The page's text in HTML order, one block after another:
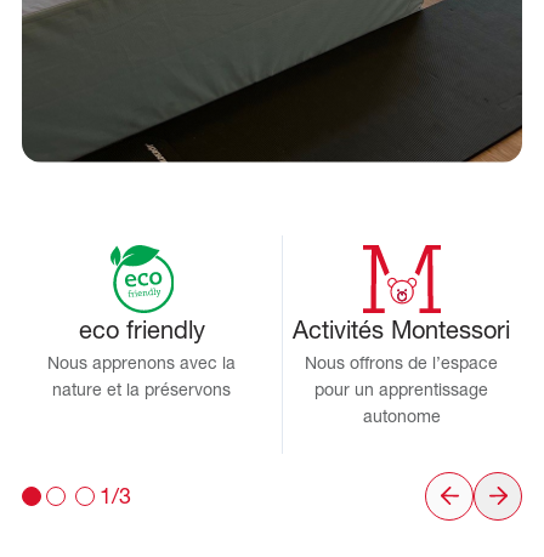
eco friendly
Nous apprenons avec la
nature et la préservons
Activités Montessori
Nous offrons de l’espace
pour un apprentissage
autonome
1/3